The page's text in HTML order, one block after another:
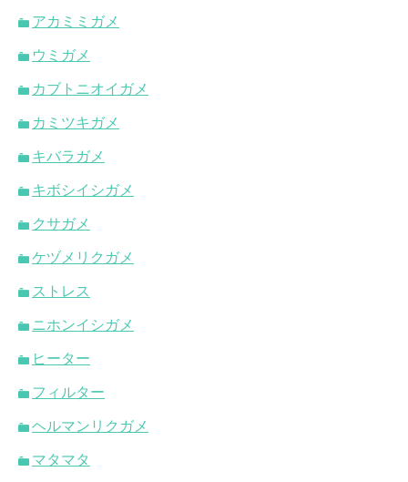
アカミミガメ
ウミガメ
カブトニオイガメ
カミツキガメ
キバラガメ
キボシイシガメ
クサガメ
ケヅメリクガメ
ストレス
ニホンイシガメ
ヒーター
フィルター
ヘルマンリクガメ
マタマタ